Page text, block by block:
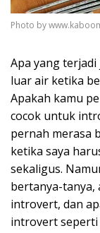
Photo by
Apa yang
luar air ketika
Apakah kamu
cocok untuk
pernah merasa
ketika saya
sekaligus.
bertanya-tanya,
introvert, dan
introvert seperti